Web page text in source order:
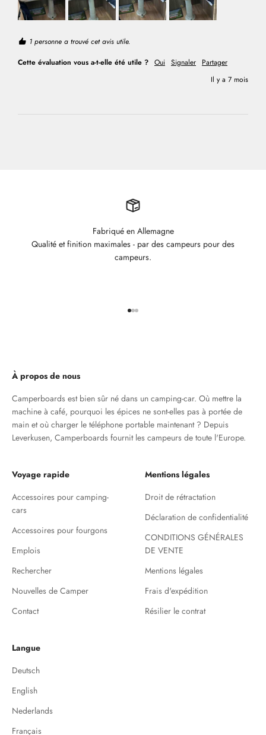
1 personne a trouvé cet avis utile.
Cette évaluation vous a-t-elle été utile ? Oui Signaler
Partager
Il y a 7 mois
Fabriqué en Allemagne
Qualité et finition maximales - par des campeurs pour des
campeurs.
Aller à l'élément 1
Aller à l'élément 2
Aller à l'élément 3
À propos de nous
Camperboards est bien sûr né dans un camping-car. Où mettre la
machine à café, pourquoi les épices ne sont-elles pas à portée de
main et où charger le téléphone portable maintenant ? Depuis
Leverkusen, Camperboards fournit les campeurs de toute l'Europe.
Voyage rapide
Accessoires pour camping-
cars
Accessoires pour fourgons
Emplois
Rechercher
Nouvelles de Camper
Contact
Mentions légales
Droit de rétractation
Déclaration de confidentialité
CONDITIONS GÉNÉRALES
DE VENTE
Mentions légales
Frais d'expédition
Résilier le contrat
Langue
Deutsch
English
Nederlands
Français